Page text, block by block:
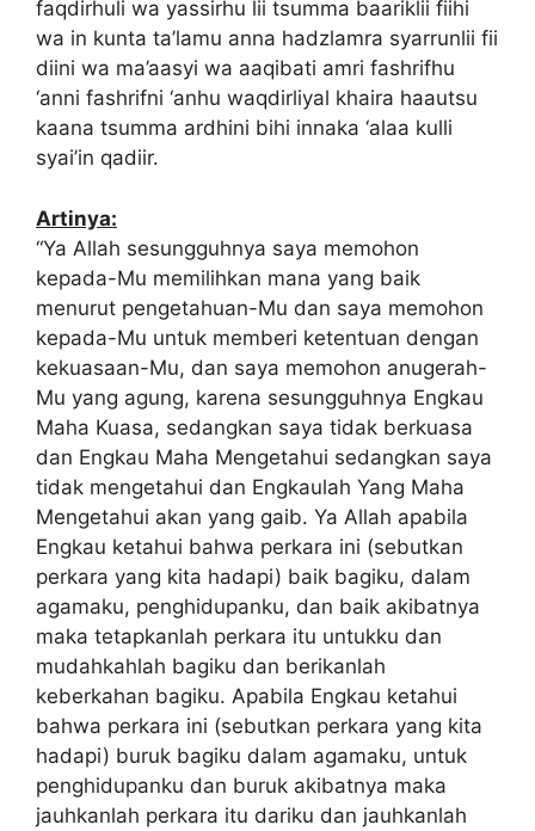
faqdirhuli wa yassirhu lii tsumma baariklii fiihi
wa in kunta ta’lamu anna hadzlamra syarrunlii fii
diini wa ma’aasyi wa aaqibati amri fashrifhu
‘anni fashrifni ‘anhu waqdirliyal khaira haautsu
kaana tsumma ardhini bihi innaka ‘alaa kulli
syai’in qadiir.
Artinya:
“Ya Allah sesungguhnya saya memohon
kepada-Mu memilihkan mana yang baik
menurut pengetahuan-Mu dan saya memohon
kepada-Mu untuk memberi ketentuan dengan
kekuasaan-Mu, dan saya memohon anugerah-
Mu yang agung, karena sesungguhnya Engkau
Maha Kuasa, sedangkan saya tidak berkuasa
dan Engkau Maha Mengetahui sedangkan saya
tidak mengetahui dan Engkaulah Yang Maha
Mengetahui akan yang gaib. Ya Allah apabila
Engkau ketahui bahwa perkara ini (sebutkan
perkara yang kita hadapi) baik bagiku, dalam
agamaku, penghidupanku, dan baik akibatnya
maka tetapkanlah perkara itu untukku dan
mudahkahlah bagiku dan berikanlah
keberkahan bagiku. Apabila Engkau ketahui
bahwa perkara ini (sebutkan perkara yang kita
hadapi) buruk bagiku dalam agamaku, untuk
penghidupanku dan buruk akibatnya maka
jauhkanlah perkara itu dariku dan jauhkanlah